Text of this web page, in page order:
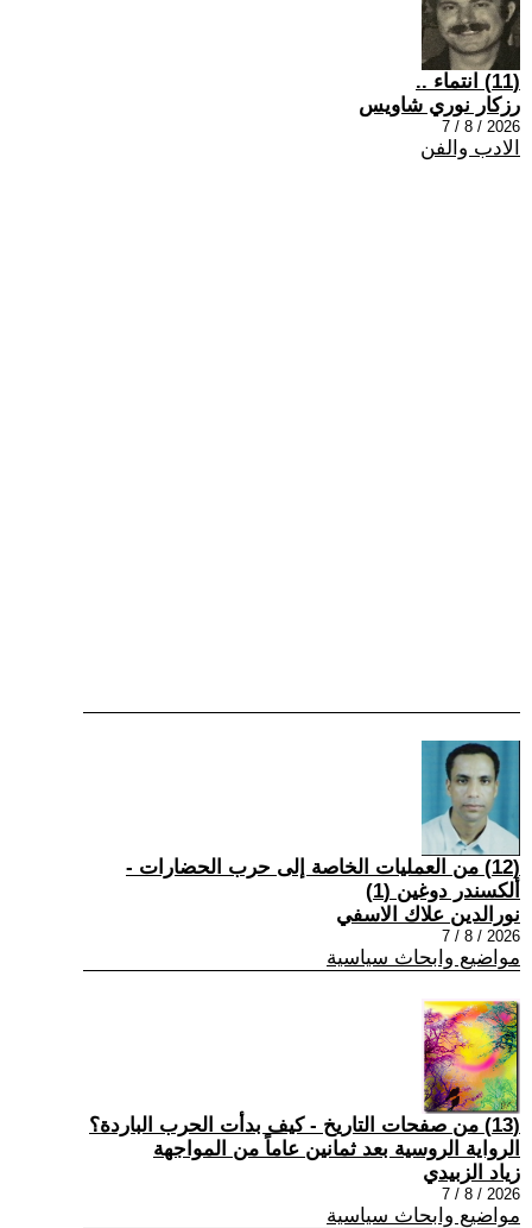
(11) انتماء ..
رزكار نوري شاويس
2026 / 8 / 7
الادب والفن
(12) من العمليات الخاصة إلى حرب الحضارات -
ألكسندر دوغين (1)
نورالدين علاك الاسفي
2026 / 8 / 7
مواضيع وابحاث سياسية
(13) من صفحات التاريخ - كيف بدأت الحرب الباردة؟
الرواية الروسية بعد ثمانين عاماً من المواجهة
زياد الزبيدي
2026 / 8 / 7
مواضيع وابحاث سياسية